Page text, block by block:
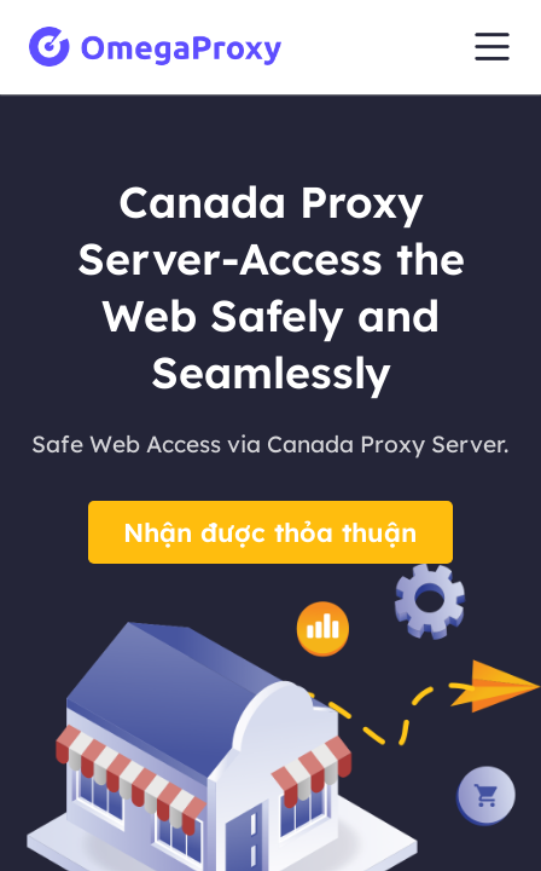
Canada Proxy
Server-Access the
Web Safely and
Seamlessly
Safe Web Access via Canada Proxy Server.
Nhận được thỏa thuận